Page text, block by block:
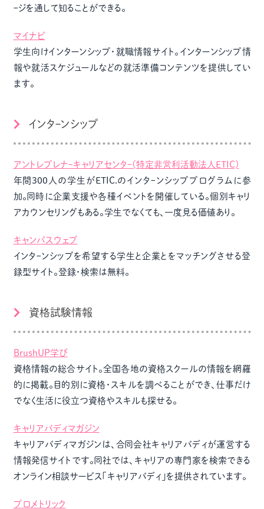
ｰジを通して知ることができる。
マイナビ
学生向けインターンシップ・就職情報サイト。インターンシップ情
報や就活スケジュールなどの就活準備コンテンツを提供してい
ます。
インタｰンシップ
アントレプレナｰキャリアセンタｰ(特定非営利活動法人ETIC)
年間300人の学生がETIC.のインタｰンシッププログラムに参
加。同時に企業支援や各種イベントを開催している。個別キャリ
アカウンセリングもある。学生でなくても、一度見る価値あり。
キャンパスウェブ
インタｰンシップを希望する学生と企業とをマッチングさせる登
録型サイト。登録・検索は無料。
資格試験情報
BrushUP学び
資格情報の総合サイト。全国各地の資格スクールの情報を網羅
的に掲載。目的別に資格・スキルを調べることができ、仕事だけ
でなく生活に役立つ資格やスキルも探せる。
キャリアバディマガジン
キャリアバディマガジンは、合同会社キャリアバディが運営する
情報発信サイトです。同社では、キャリアの専門家を検索できる
オンライン相談サービス「キャリアバディ」を提供されています。
プロメトリック